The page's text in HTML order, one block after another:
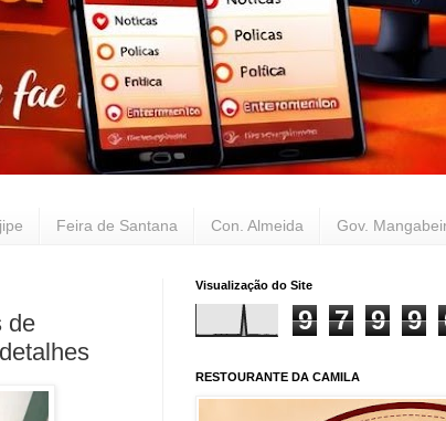
Feira de Santana Con. Almeida Gov.
de
Visualização do Site
9 7 9 9
RESTOURANTE DA CAMILA